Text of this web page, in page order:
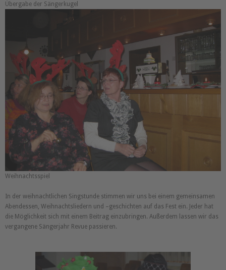
Übergabe der Sängerkugel
Weihnachtsspiel
In der weihnachtlichen Singstunde stimmen wir uns bei einem gemeinsamen
Abendessen, Weihnachtsliedern und –geschichten auf das Fest ein. Jeder hat
die Möglichkeit sich mit einem Beitrag einzubringen. Außerdem lassen wir das
vergangene Sängerjahr Revue passieren.